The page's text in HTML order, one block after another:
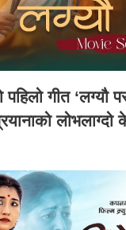
पहिलो गीत ‘लग्यौ
लोभलाग्दो